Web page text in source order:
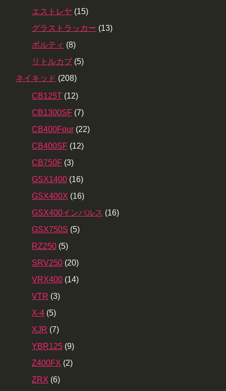
エストレヤ (15)
グラストラッカー (13)
ボルティ (8)
リトルカブ (5)
ネイキッド (208)
CB125T (12)
CB1300SF (7)
CB400Four (22)
CB400SF (12)
CB750F (3)
GSX1400 (16)
GSX400X (16)
GSX400インパルス (16)
GSX750S (5)
RZ250 (5)
SRV250 (20)
VRX400 (14)
VTR (3)
X-4 (5)
XJR (7)
YBR125 (9)
Z400FX (2)
ZRX (6)